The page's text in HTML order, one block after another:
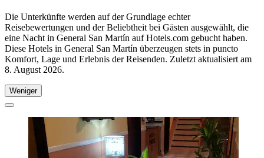
Die Unterkünfte werden auf der Grundlage echter
Reisebewertungen und der Beliebtheit bei Gästen ausgewählt, die
eine Nacht in General San Martín auf Hotels.com gebucht haben.
Diese Hotels in General San Martín überzeugen stets in puncto
Komfort, Lage und Erlebnis der Reisenden. Zuletzt aktualisiert am
8. August 2026.
Weniger